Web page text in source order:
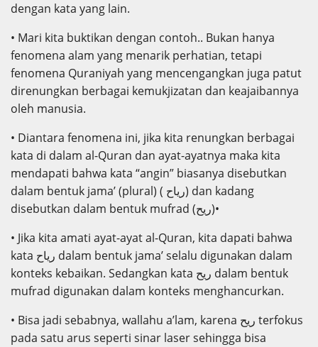
dengan kata yang lain.
• Mari kita buktikan dengan contoh.. Bukan hanya
fenomena alam yang menarik perhatian, tetapi
fenomena Quraniyah yang mencengangkan juga patut
direnungkan berbagai kemukjizatan dan keajaibannya
oleh manusia.
• Diantara fenomena ini, jika kita renungkan berbagai
kata di dalam al-Quran dan ayat-ayatnya maka kita
mendapati bahwa kata “angin” biasanya disebutkan
dalam bentuk jama’ (plural) ( رياح) dan kadang
disebutkan dalam bentuk mufrad (ريح)•
• Jika kita amati ayat-ayat al-Quran, kita dapati bahwa
kata رياح dalam bentuk jama’ selalu digunakan dalam
konteks kebaikan. Sedangkan kata ريح dalam bentuk
mufrad digunakan dalam konteks menghancurkan.
• Bisa jadi sebabnya, wallahu a’lam, karena ريح terfokus
pada satu arus seperti sinar laser sehingga bisa